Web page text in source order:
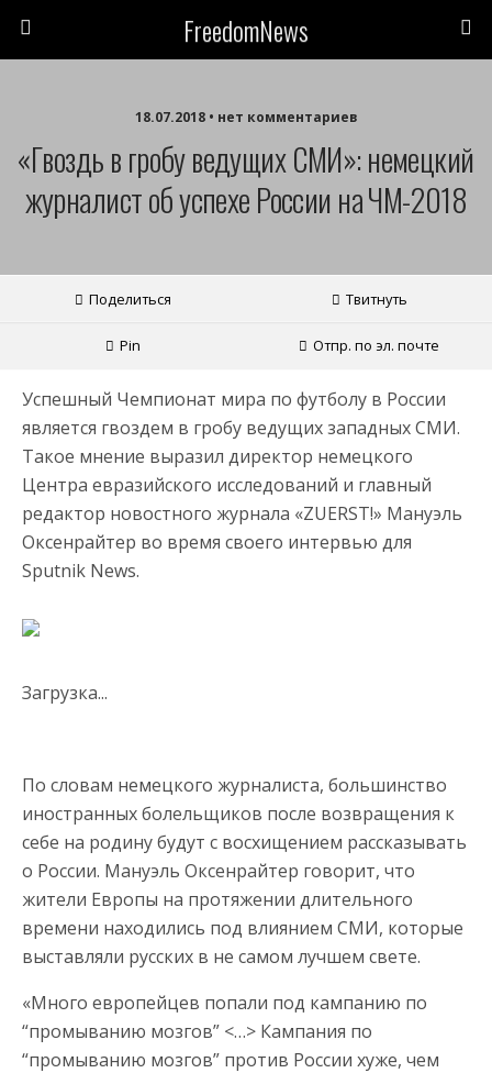
FreedomNews
18.07.2018 • нет комментариев
«Гвоздь в гробу ведущих СМИ»: немецкий
журналист об успехе России на ЧМ-2018
Поделиться Твитнуть
Pin Отпр. по эл. почте
Успешный Чемпионат мира по футболу в России
является гвоздем в гробу ведущих западных СМИ.
Такое мнение выразил директор немецкого
Центра евразийского исследований и главный
редактор новостного журнала «ZUERST!» Мануэль
Оксенрайтер во время своего интервью для
Sputnik News.
Загрузка...
По словам немецкого журналиста, большинство
иностранных болельщиков после возвращения к
себе на родину будут с восхищением рассказывать
о России. Мануэль Оксенрайтер говорит, что
жители Европы на протяжении длительного
времени находились под влиянием СМИ, которые
выставляли русских в не самом лучшем свете.
«Много европейцев попали под кампанию по
“промыванию мозгов” <…> Кампания по
“промыванию мозгов” против России хуже, чем